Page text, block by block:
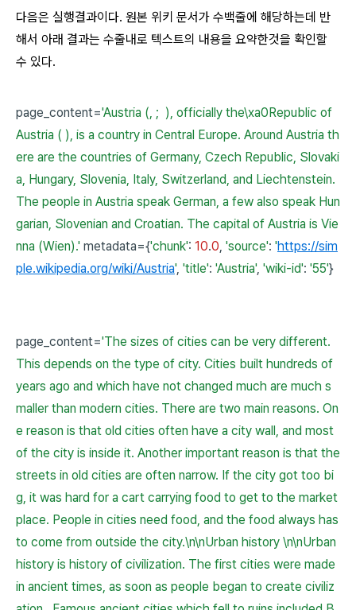
다음은 실행결과이다. 원본 위키 문서가 수백줄에 해당하는데 반
해서 아래 결과는 수줄내로 텍스트의 내용을 요약한것을 확인할
수 있다.
page_content='Austria (, ; ), officially the\xa0Republic of
Austria ( ), is a country in Central Europe. Around Austria th
ere are the countries of Germany, Czech Republic, Slovaki
a, Hungary, Slovenia, Italy, Switzerland, and Liechtenstein.
The people in Austria speak German, a few also speak Hun
garian, Slovenian and Croatian. The capital of Austria is Vie
nna (Wien).' metadata={'chunk': 10.0, 'source': 'https://sim
ple.wikipedia.org/wiki/Austria', 'title': 'Austria', 'wiki-id': '55'}
page_content='The sizes of cities can be very different.
This depends on the type of city. Cities built hundreds of
years ago and which have not changed much are much s
maller than modern cities. There are two main reasons. On
e reason is that old cities often have a city wall, and most
of the city is inside it. Another important reason is that the
streets in old cities are often narrow. If the city got too bi
g, it was hard for a cart carrying food to get to the market
place. People in cities need food, and the food always has
to come from outside the city.\n\nUrban history \n\nUrban
history is history of civilization. The first cities were made
in ancient times, as soon as people began to create civiliz